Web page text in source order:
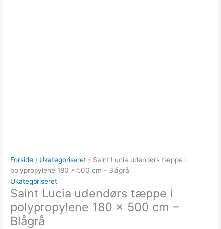
Forside / Ukategoriseret / Saint Lucia udendørs tæppe i
polypropylene 180 x 500 cm – Blågrå
Ukategoriseret
Saint Lucia udendørs tæppe i
polypropylene 180 x 500 cm –
Blågrå